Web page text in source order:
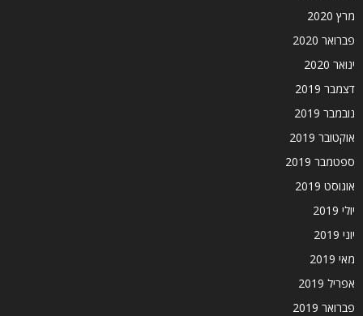
מרץ 2020
פברואר 2020
ינואר 2020
דצמבר 2019
נובמבר 2019
אוקטובר 2019
ספטמבר 2019
אוגוסט 2019
יולי 2019
יוני 2019
מאי 2019
אפריל 2019
פברואר 2019